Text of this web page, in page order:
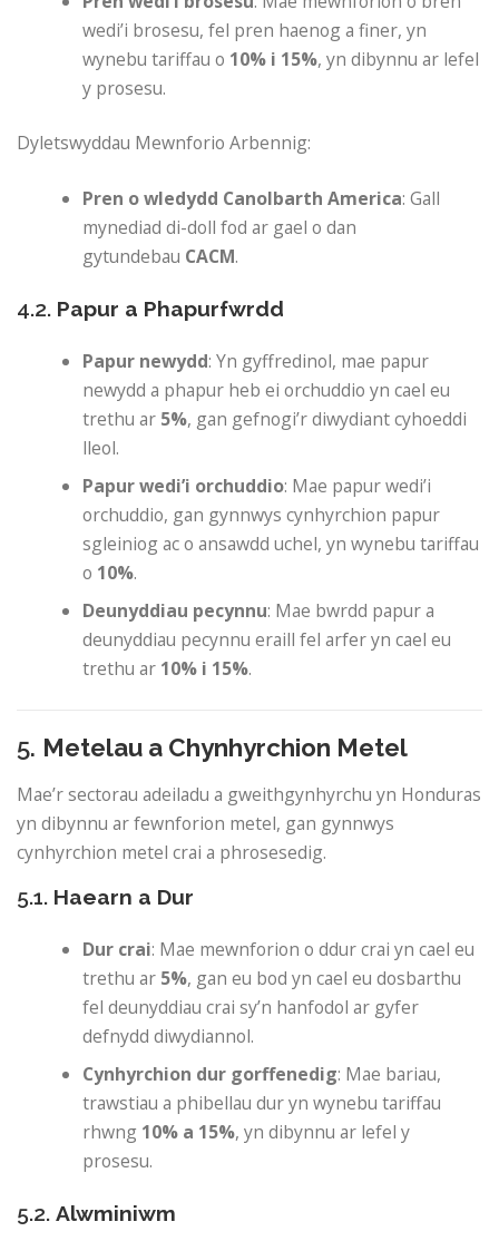
wedi’i brosesu, fel pren haenog a finer, yn
wynebu tariffau o 10% i 15%, yn dibynnu ar lefel
y prosesu.
Dyletswyddau Mewnforio Arbennig:
Pren o wledydd Canolbarth America: Gall
mynediad di-doll fod ar gael o dan
gytundebau CACM.
4.2. Papur a Phapurfwrdd
Papur newydd: Yn gyffredinol, mae papur
newydd a phapur heb ei orchuddio yn cael eu
trethu ar 5%, gan gefnogi’r diwydiant cyhoeddi
lleol.
Papur wedi’i orchuddio: Mae papur wedi’i
orchuddio, gan gynnwys cynhyrchion papur
sgleiniog ac o ansawdd uchel, yn wynebu tariffau
o 10%.
Deunyddiau pecynnu: Mae bwrdd papur a
deunyddiau pecynnu eraill fel arfer yn cael eu
trethu ar 10% i 15%.
5. Metelau a Chynhyrchion Metel
Mae’r sectorau adeiladu a gweithgynhyrchu yn Honduras
yn dibynnu ar fewnforion metel, gan gynnwys
cynhyrchion metel crai a phrosesedig.
5.1. Haearn a Dur
Dur crai: Mae mewnforion o ddur crai yn cael eu
trethu ar 5%, gan eu bod yn cael eu dosbarthu
fel deunyddiau crai sy’n hanfodol ar gyfer
defnydd diwydiannol.
Cynhyrchion dur gorffenedig: Mae bariau,
trawstiau a phibellau dur yn wynebu tariffau
rhwng 10% a 15%, yn dibynnu ar lefel y
prosesu.
5.2. Alwminiwm